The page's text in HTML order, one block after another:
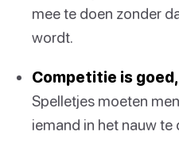
mee te doen zonder
wordt.
Competitie is
Spelletjes moeten
iemand in het nauw te